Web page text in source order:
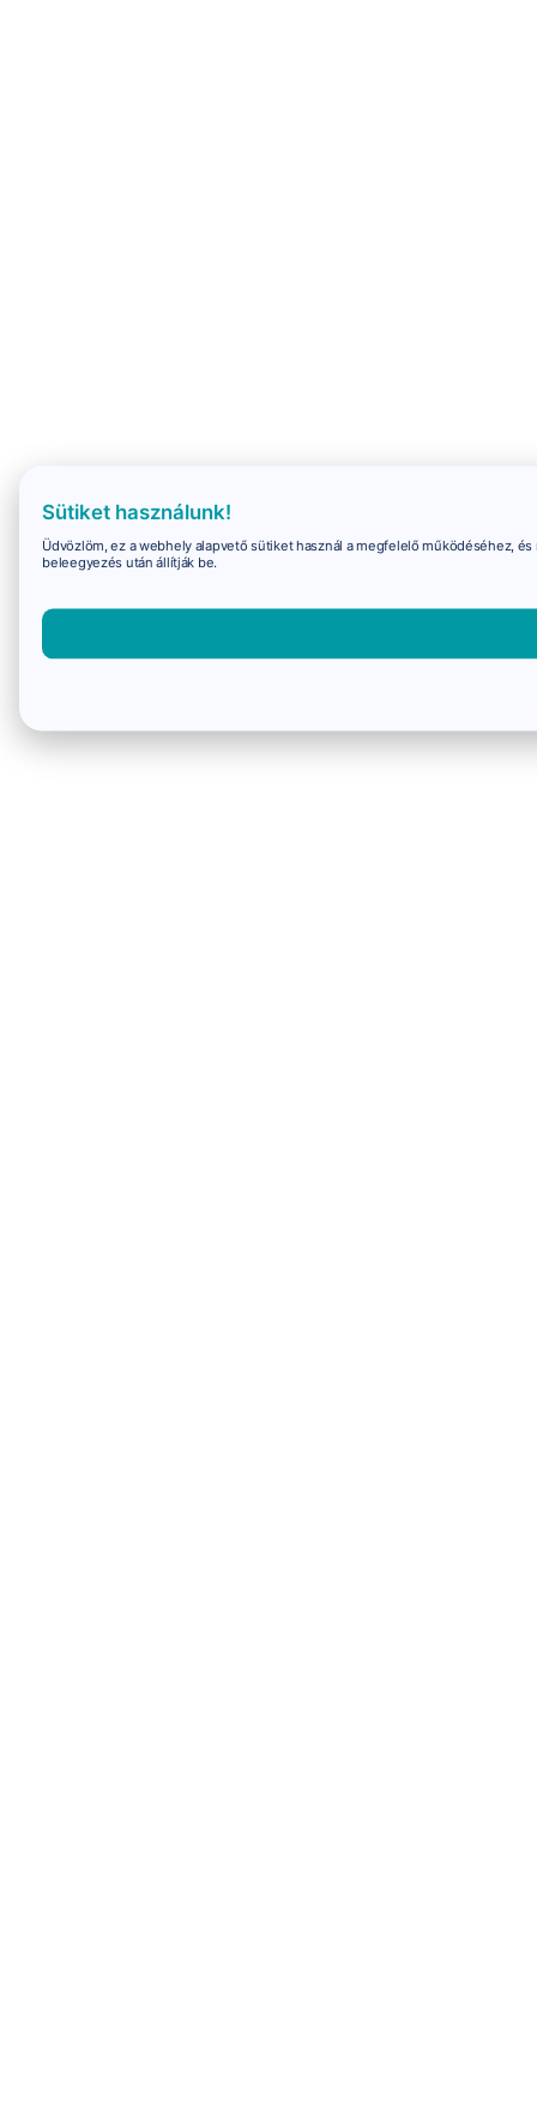
Sütiket használunk!
Üdvözlöm, ez a webhely alapvető sütiket használ a megfelelő működéséhez,
beleegyezés után állítják be.